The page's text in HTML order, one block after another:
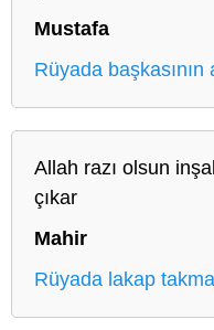
Mustafa
Rüyada başkasının
Allah razı olsun
çıkar
Mahir
Rüyada lakap